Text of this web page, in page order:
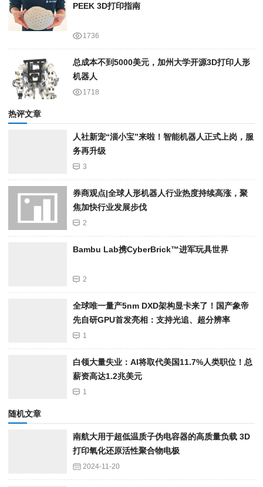
PEEK 3D打印指南
1736
总成本不到5000美元，加州大学开源3D打印人形
机器人
1718
热评文章
人社新宠“淄小宝”来啦！智能机器人正式上岗，服
务再升级
3
券商观点|全球人形机器人行业热度持续高涨，聚
焦加快行业发展步伐
2
Bambu Lab携Cyber​​Brick™进军玩具世界
2
全球唯一量产5nm DXD架构显卡来了！国产象帝
先自研GPU首发亮相：支持光追、超分辨率
1
白领大量失业：AI将取代美国11.7%人类职位！总
薪资高达1.2兆美元
1
随机文章
南航大用于超低温质子伪电容器的高质量负载 3D
打印氧化还原活性聚合物电极
2024-11-20